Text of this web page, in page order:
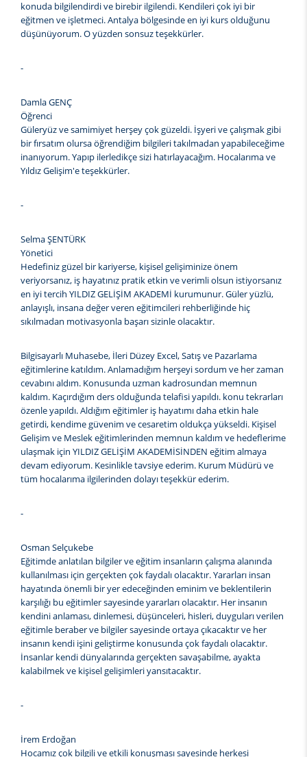
konuda bilgilendirdi ve birebir ilgilendi. Kendileri çok iyi bir
eğitmen ve işletmeci. Antalya bölgesinde en iyi kurs olduğunu
düşünüyorum. O yüzden sonsuz teşekkürler.
-
Damla GENÇ
Öğrenci
Güleryüz ve samimiyet herşey çok güzeldi. İşyeri ve çalışmak gibi
bir fırsatım olursa öğrendiğim bilgileri takılmadan yapabileceğime
inanıyorum. Yapıp ilerledikçe sizi hatırlayacağım. Hocalarıma ve
Yıldız Gelişim'e teşekkürler.
-
Selma ŞENTÜRK
Yönetici
Hedefiniz güzel bir kariyerse, kişisel gelişiminize önem
veriyorsanız, iş hayatınız pratik etkin ve verimli olsun istiyorsanız
en iyi tercih YILDIZ GELİŞİM AKADEMİ kurumunur. Güler yüzlü,
anlayışlı, insana değer veren eğitimcileri rehberliğinde hiç
sıkılmadan motivasyonla başarı sizinle olacaktır.
Bilgisayarlı Muhasebe, İleri Düzey Excel, Satış ve Pazarlama
eğitimlerine katıldım. Anlamadığım herşeyi sordum ve her zaman
cevabını aldım. Konusunda uzman kadrosundan memnun
kaldım. Kaçırdığım ders olduğunda telafisi yapıldı. konu tekrarları
özenle yapıldı. Aldığım eğitimler iş hayatımı daha etkin hale
getirdi, kendime güvenim ve cesaretim oldukça yükseldi. Kişisel
Gelişim ve Meslek eğitimlerinden memnun kaldım ve hedeflerime
ulaşmak için YILDIZ GELİŞİM AKADEMİSİNDEN eğitim almaya
devam ediyorum. Kesinlikle tavsiye ederim. Kurum Müdürü ve
tüm hocalarıma ilgilerinden dolayı teşekkür ederim.
-
Osman Selçukebe
Eğitimde anlatılan bilgiler ve eğitim insanların çalışma alanında
kullanılması için gerçekten çok faydalı olacaktır. Yararları insan
hayatında önemli bir yer edeceğinden eminim ve beklentilerin
karşılığı bu eğitimler sayesinde yararları olacaktır. Her insanın
kendini anlaması, dinlemesi, düşünceleri, hisleri, duyguları verilen
eğitimle beraber ve bilgiler sayesinde ortaya çıkacaktır ve her
insanın kendi işini geliştirme konusunda çok faydalı olacaktır.
İnsanlar kendi dünyalarında gerçekten savaşabilme, ayakta
kalabilmek ve kişisel gelişimleri yansıtacaktır.
-
İrem Erdoğan
Hocamız çok bilgili ve etkili konuşması sayesinde herkesi